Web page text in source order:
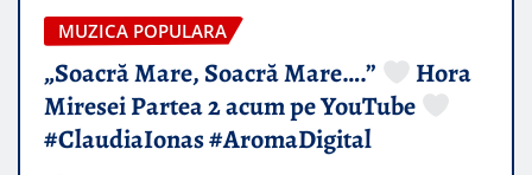
MUZICA POPULARA
„Soacră Mare, Soacră Mare….”
Hora
Miresei Partea 2 acum pe YouTube
#ClaudiaIonas #AromaDigital